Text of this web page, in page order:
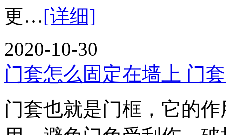
更…[详细]
2020-10-30
门套怎么固定在墙上 门
门套也就是门框，它的